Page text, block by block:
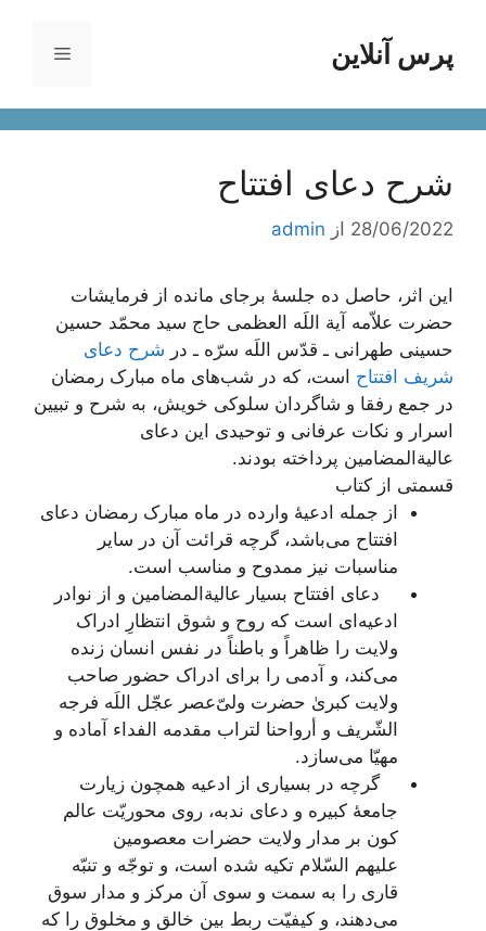
محتواپرس آنلاین فهرست
شرح دعای افتتاح
28/06/2022 از admin
این اثر، حاصل ده جلسۀ برجای مانده از فرمایشات
حضرت علاّمه آیة اللَه العظمی حاج سید محمّد حسین
حسینی طهرانی ـ قدّس اللَه سرّه ـ در شرح دعای
شریف افتتاح است، که در شب‌های ماه مبارک رمضان
در جمع رفقا و شاگردان سلوکی خویش، به شرح و تبیین
اسرار و نکات عرفانی و توحیدی این دعای
عالیة‌المضامین پرداخته بودند.
قسمتی از کتاب
از جمله ادعیۀ وارده در ماه مبارک رمضان دعای
افتتاح می‌باشد، گرچه قرائت آن در سایر
مناسبات نیز ممدوح و مناسب است.
دعای افتتاح بسیار عالیة‌المضامین و از نوادر
ادعیه‌ای است که روح و شوق انتظارِ ادراک
ولایت را ظاهراً و باطناً در نفس انسان زنده
می‌کند، و آدمی را برای ادراک حضور صاحب
ولایت کبریٰ حضرت ولیّ‌عصر عجّل اللَه فرجه
الشّریف و أرواحنا لتراب مقدمه الفداء آماده و
مهیّا می‌سازد.
گرچه در بسیاری از ادعیه همچون زیارت
جامعۀ کبیره و دعای ندبه، روی محوریّت عالم
کون بر مدار ولایت حضرات معصومین
علیهم السّلام تکیه شده است، و توجّه و تنبّه
قاری را به سمت و سوی آن مرکز و مدار سوق
می‌دهند، و کیفیّت ربط بین خالق و مخلوق را که